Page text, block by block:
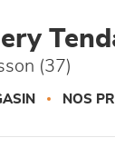
(37)
NOS